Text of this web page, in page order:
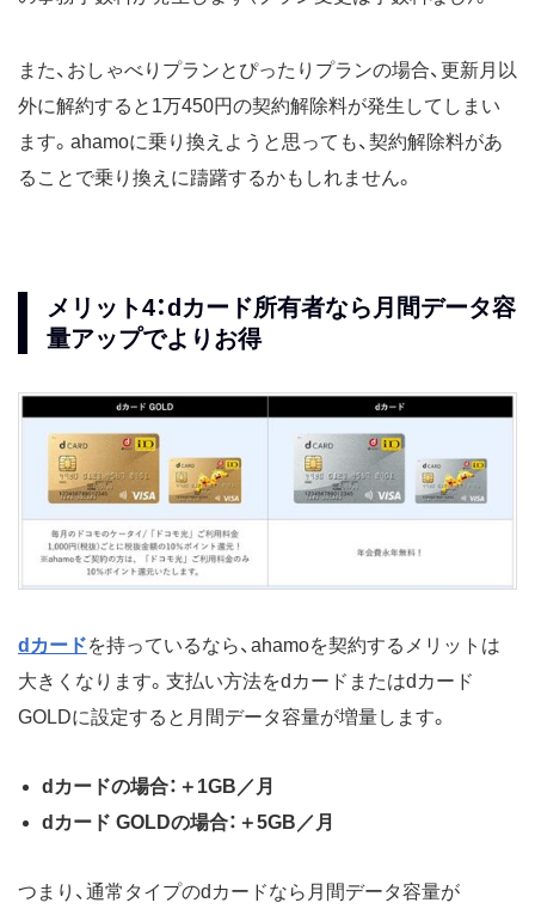
また、おしゃべりプランとぴったりプランの場合、更新月以
外に解約すると1万450円の契約解除料が発生してしまい
ます。ahamoに乗り換えようと思っても、契約解除料があ
ることで乗り換えに躊躇するかもしれません。
メリット4：dカード所有者なら月間データ容
量アップでよりお得
dカードを持っているなら、ahamoを契約するメリットは
大きくなります。支払い方法をdカードまたはdカード
GOLDに設定すると月間データ容量が増量します。
dカードの場合：＋1GB／月
dカード GOLDの場合：＋5GB／月
つまり、通常タイプのdカードなら月間データ容量が